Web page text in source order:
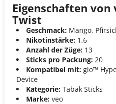
Eigenschaften von
Twist
Geschmack: Mango,
Nikotinstärke: 1.6
Anzahl der Züge: 13
Sticks pro Packung: 20
Kompatibel mit: glo™
Device
Kategorie: Tabak Sticks
Marke: veo